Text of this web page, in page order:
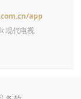
app
现代电视